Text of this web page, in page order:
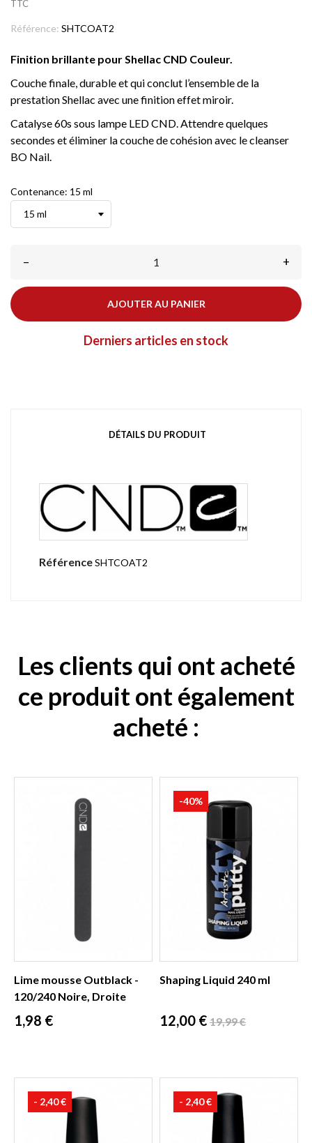
TTC
Référence: SHTCOAT2
Finition brillante pour Shellac CND Couleur.
Couche finale, durable et qui conclut l’ensemble de la
prestation Shellac avec une finition effet miroir.
Catalyse 60s sous lampe LED CND. Attendre quelques
secondes et éliminer la couche de cohésion avec le cleanser
BO Nail.
Contenance: 15 ml
– +
AJOUTER AU PANIER
Derniers articles en stock
DÉTAILS DU PRODUIT
RéférenceSHTCOAT2
Les clients qui ont acheté
ce produit ont également
acheté :
Lime mousse Outblack -
120/240 Noire, Droite
Prix
1,98 €
Shaping Liquid 240 ml
Prix
12,00 €Prix
19,99 €
-40%
- 2,40 € - 2,40 €